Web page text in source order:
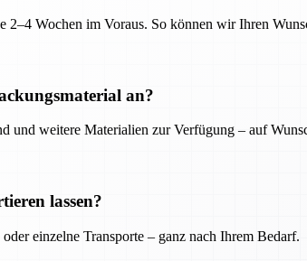
2–4 Wochen im Voraus. So können wir Ihren
an?
und weitere Materialien zur Verfügung – auf
lassen?
einzelne Transporte – ganz nach Ihrem Bedarf.